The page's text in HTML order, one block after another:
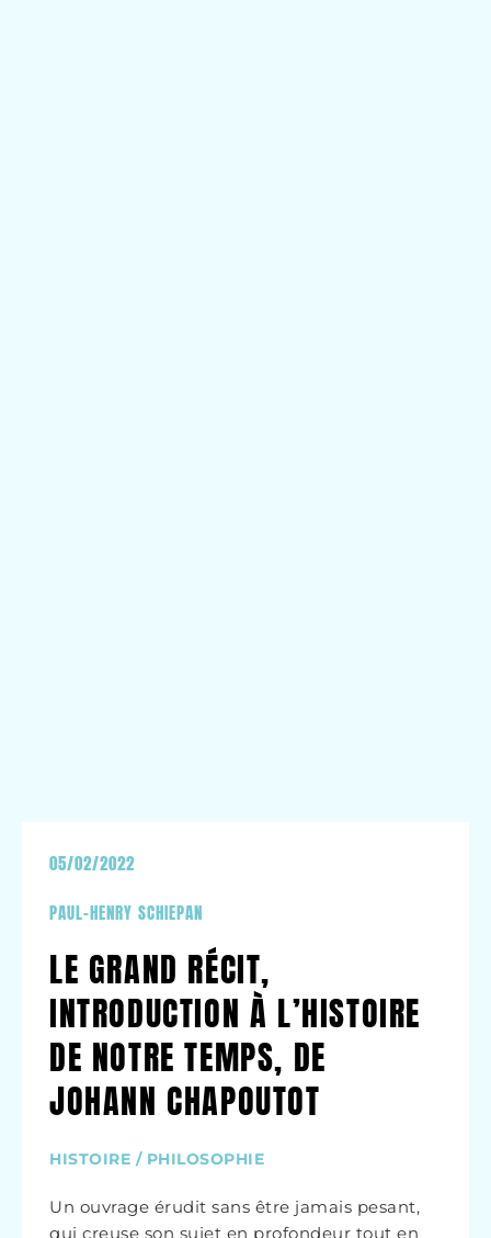
05/02/2022
PAUL-HENRY SCHIEPAN
LE GRAND RÉCIT,
INTRODUCTION À L’HISTOIRE
DE NOTRE TEMPS, DE
JOHANN CHAPOUTOT
HISTOIRE / PHILOSOPHIE
Un ouvrage érudit sans être jamais pesant,
qui creuse son sujet en profondeur tout en